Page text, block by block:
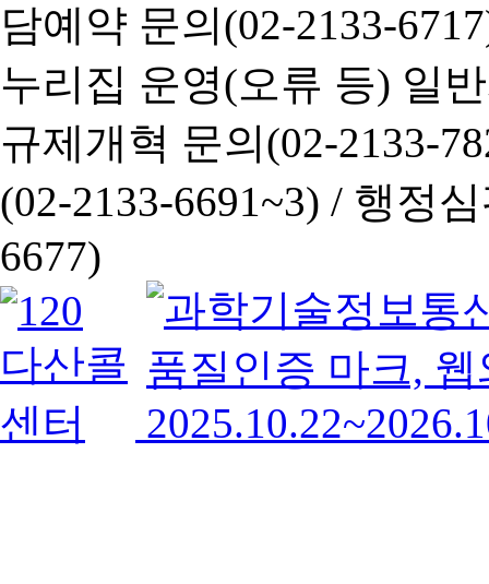
담예약 문의(02-2133-
누리집 운영(오류 등) 일
규제개혁 문의(02-2133-
(02-2133-6691~3) / 행정심
6677)